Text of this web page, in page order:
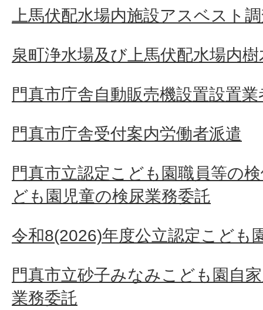
上馬伏配水場内施設アスベスト
泉町浄水場及び上馬伏配水場内
門真市庁舎自動販売機設置設置業
門真市庁舎受付案内労働者派遣
門真市立認定こども園職員等の
ども園児童の検尿業務委託
令和8(2026)年度公立認定こども
門真市立砂子みなみこども園自
業務委託